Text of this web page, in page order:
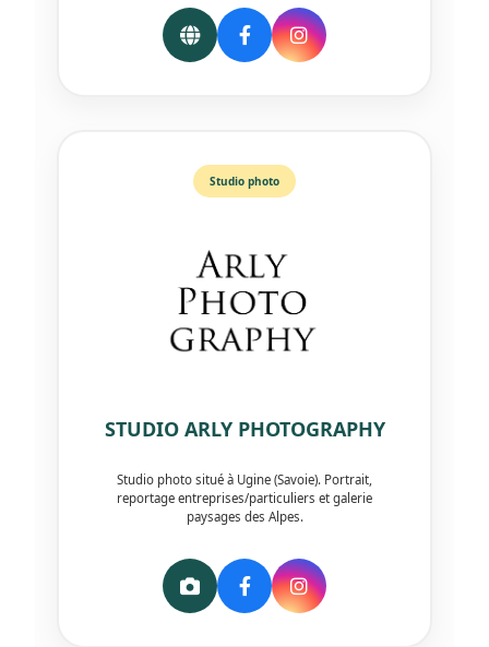
Studio photo
STUDIO ARLY PHOTOGRAPHY
Studio photo situé à Ugine (Savoie). Portrait,
reportage entreprises/particuliers et galerie
paysages des Alpes.